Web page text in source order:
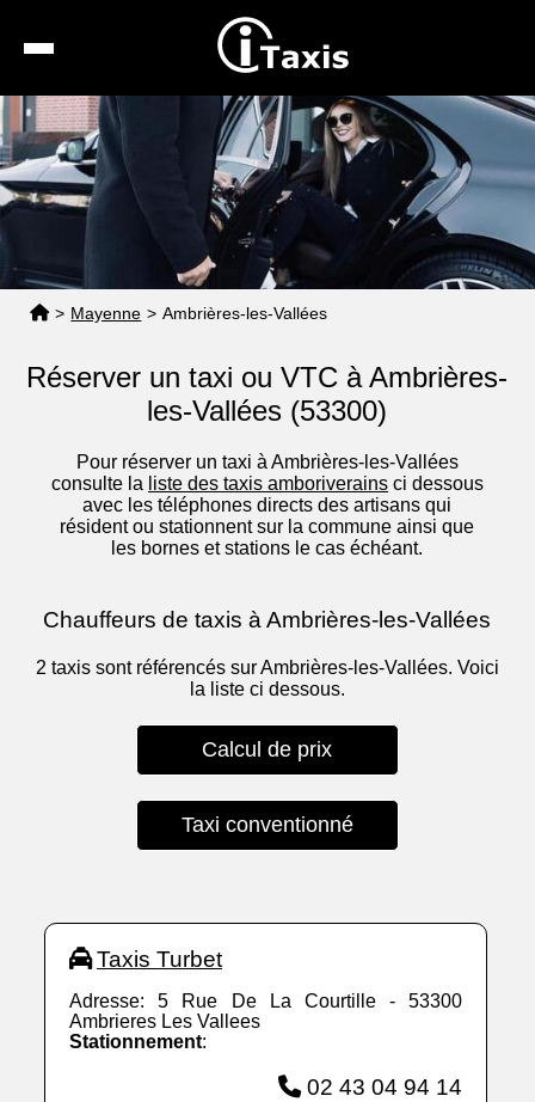
Recherche
Calcul de tarif
Taxis conventionnés
Espace pro
> Mayenne > Ambrières-les-Vallées
Réserver un taxi ou VTC à Ambrières-
les-Vallées (53300)
Pour réserver un taxi à Ambrières-les-Vallées
consulte la liste des taxis amboriverainsci dessous
avec les téléphones directs des artisans qui
résident ou stationnent sur la commune ainsi que
les bornes et stations le cas échéant.
Chauffeurs de taxis à Ambrières-les-Vallées
2 taxis sont référencés sur Ambrières-les-Vallées. Voici
la liste ci dessous.
Calcul de prix
Taxi conventionné
Taxis Turbet
Adresse: 5 Rue De La Courtille - 53300
Ambrieres Les Vallees
Stationnement:
02 43 04 94 14